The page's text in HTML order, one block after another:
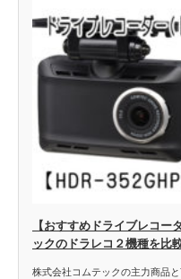
【おすすめドライブレコ
ックのドラレコ２機種を比
株式会社コムテックの主力商品